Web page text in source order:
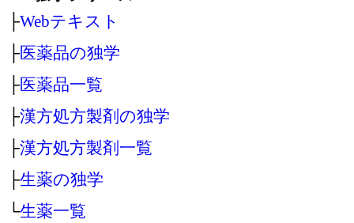
├Webテキスト
├医薬品の独学
├医薬品一覧
├漢方処方製剤の独学
├漢方処方製剤一覧
├生薬の独学
└生薬一覧